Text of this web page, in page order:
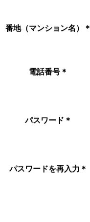
番地（マンション名） ＊
電話番号 ＊
パスワード ＊
パスワードを再入力 ＊